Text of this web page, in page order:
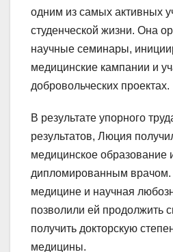
одним из самых активных
студенческой жизни. Она
научные семинары,
медицинские кампании и
добровольческих проектах.
В результате упорного
результатов, Люция
медицинское образование
дипломированным врачом.
медицине и научная
позволили ей продолжить
получить докторскую
медицины.